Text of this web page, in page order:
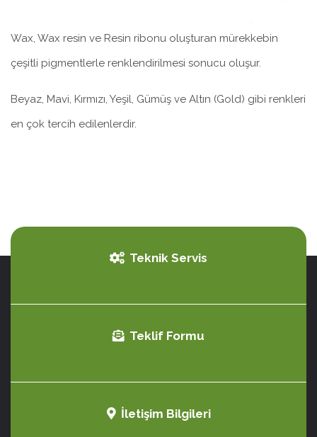
Wax, Wax resin ve Resin ribonu oluşturan mürekkebin
çeşitli pigmentlerle renklendirilmesi sonucu oluşur.
Beyaz, Mavi, Kırmızı, Yeşil, Gümüş ve Altın (Gold) gibi renkleri
en çok tercih edilenlerdir.
Teknik Servis
Teklif Formu
İletişim Bilgileri